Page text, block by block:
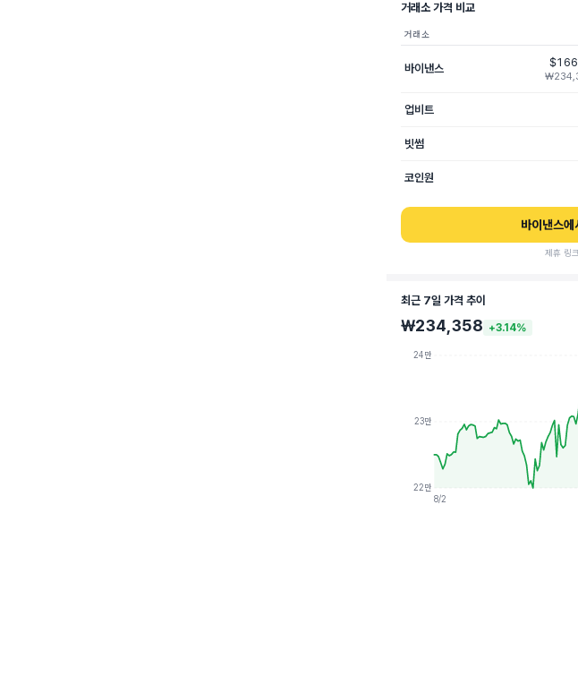
거래소 가격 비교
거래소
바이낸스
업비트
빗썸
코인원
바이낸스
제휴 링
최근 7일 가격 추이
₩234,358 +3.14%
24만
23만
22만
8/2